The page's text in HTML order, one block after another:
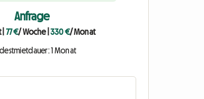
Anfrage
| 77 €/ Woche|330 €/ Monat
1 Monat